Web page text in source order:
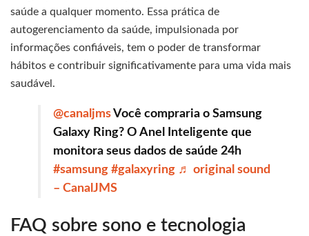
saúde a qualquer momento. Essa prática de
autogerenciamento da saúde, impulsionada por
informações confiáveis, tem o poder de transformar
hábitos e contribuir significativamente para uma vida mais
saudável.
@canaljmsVocê compraria o Samsung
Galaxy Ring? O Anel Inteligente que
monitora seus dados de saúde 24h
#samsung #galaxyring ♬ original sound
– CanalJMS
FAQ sobre sono e tecnologia